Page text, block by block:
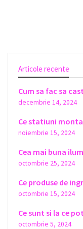
Articole recente
Cum sa fac sa
decembrie 14, 2024
Ce statiuni
noiembrie 15, 2024
Cea mai buna
octombrie 25, 2024
Ce produse de
octombrie 15, 2024
Ce sunt si la ce
octombrie 5, 2024